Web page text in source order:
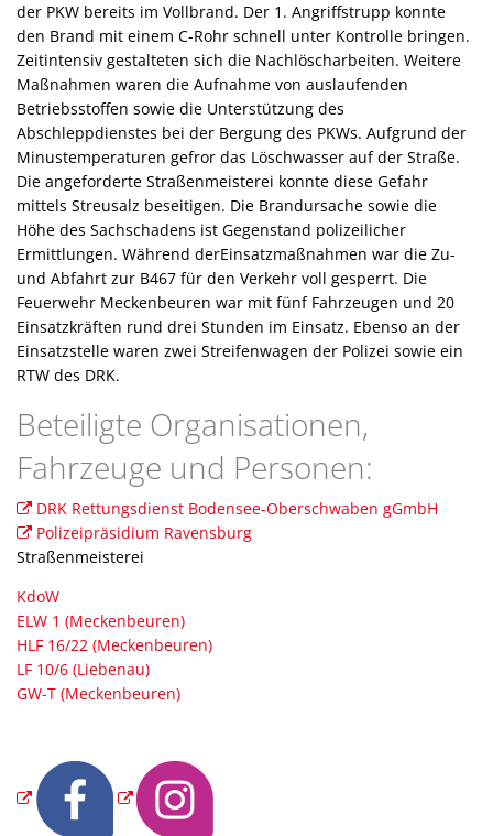
der PKW bereits im Vollbrand. Der 1. Angriffstrupp konnte
den Brand mit einem C-Rohr schnell unter Kontrolle bringen.
Zeitintensiv gestalteten sich die Nachlöscharbeiten. Weitere
Maßnahmen waren die Aufnahme von auslaufenden
Betriebsstoffen sowie die Unterstützung des
Abschleppdienstes bei der Bergung des PKWs. Aufgrund der
Minustemperaturen gefror das Löschwasser auf der Straße.
Die angeforderte Straßenmeisterei konnte diese Gefahr
mittels Streusalz beseitigen. Die Brandursache sowie die
Höhe des Sachschadens ist Gegenstand polizeilicher
Ermittlungen. Während derEinsatzmaßnahmen war die Zu-
und Abfahrt zur B467 für den Verkehr voll gesperrt. Die
Feuerwehr Meckenbeuren war mit fünf Fahrzeugen und 20
Einsatzkräften rund drei Stunden im Einsatz. Ebenso an der
Einsatzstelle waren zwei Streifenwagen der Polizei sowie ein
RTW des DRK.
Beteiligte Organisationen,
Fahrzeuge und Personen:
DRK Rettungsdienst Bodensee-Oberschwaben gGmbH
Polizeipräsidium Ravensburg
Straßenmeisterei
KdoW
ELW 1 (Meckenbeuren)
HLF 16/22 (Meckenbeuren)
LF 10/6 (Liebenau)
GW-T (Meckenbeuren)